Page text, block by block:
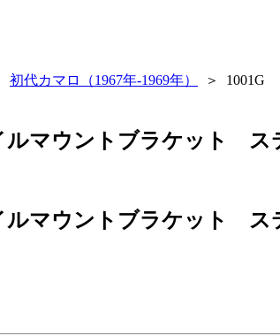
初代カマロ（1967年-1969年） ＞ 1001G
マウントブラケット ス
マウントブラケット ス